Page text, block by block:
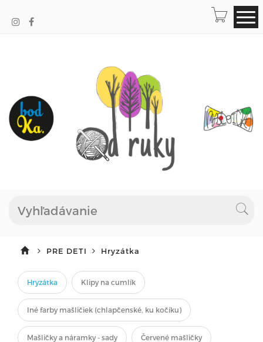
PRE DETI Hryzátka
Hryzátka Klipy na cumlík
Iné farby mašličiek (chlapčenské, ku kočíku)
Mašličky a náramky - sady Červené mašličky